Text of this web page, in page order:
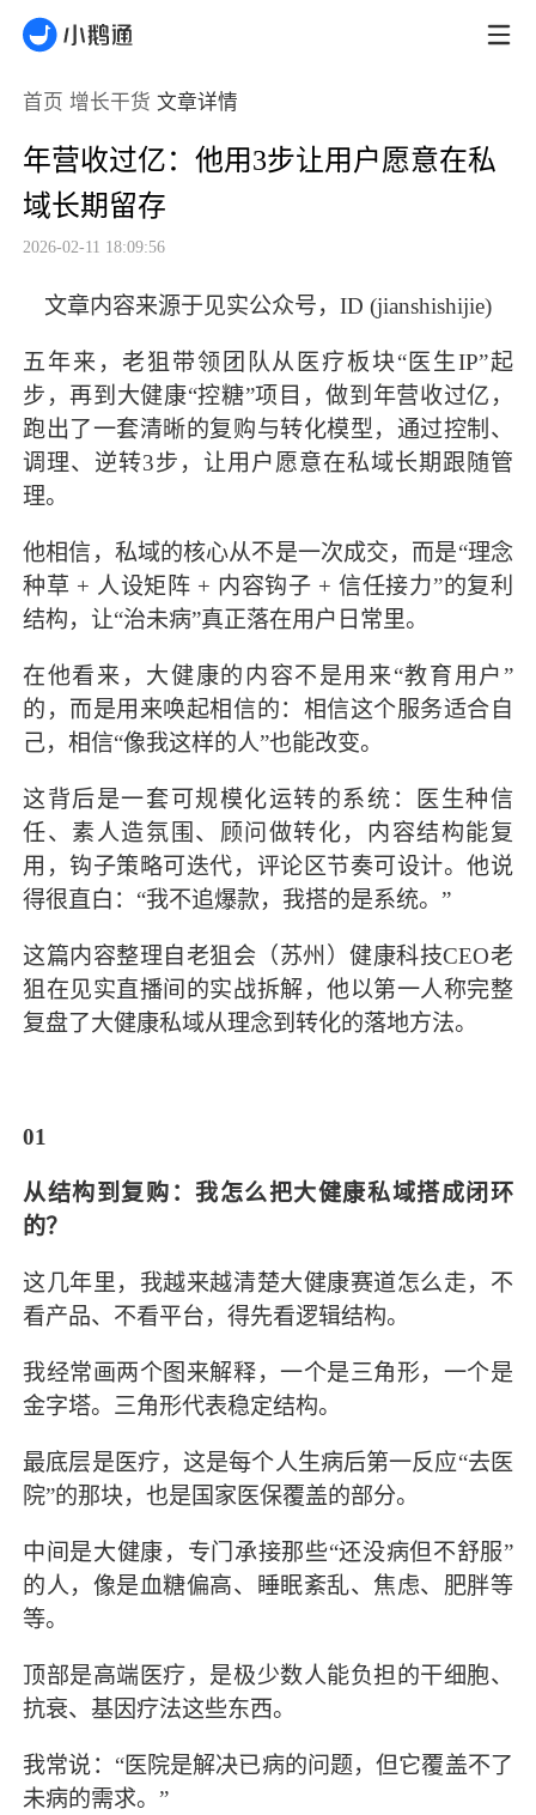
首页 增长干货 文章详情
年营收过亿：他用3步让用户愿意在私
域长期留存
2026-02-11 18:09:56
文章内容来源于见实公众号，ID (jianshishijie)
五年来，老狙带领团队从医疗板块“医生IP”起
步，再到大健康“控糖”项目，做到年营收过亿，
跑出了一套清晰的复购与转化模型，通过控制、
调理、逆转3步，让用户愿意在私域长期跟随管
理。
他相信，私域的核心从不是一次成交，而是“理念
种草 + 人设矩阵 + 内容钩子 + 信任接力”的复利
结构，让“治未病”真正落在用户日常里。
在他看来，大健康的内容不是用来“教育用户”
的，而是用来唤起相信的：相信这个服务适合自
己，相信“像我这样的人”也能改变。
这背后是一套可规模化运转的系统：医生种信
任、素人造氛围、顾问做转化，内容结构能复
用，钩子策略可迭代，评论区节奏可设计。他说
得很直白：“我不追爆款，我搭的是系统。”
这篇内容整理自老狙会（苏州）健康科技CEO老
狙在见实直播间的实战拆解，他以第一人称完整
复盘了大健康私域从理念到转化的落地方法。
01
从结构到复购：我怎么把大健康私域搭成闭环
的？
这几年里，我越来越清楚大健康赛道怎么走，不
看产品、不看平台，得先看逻辑结构。
我经常画两个图来解释，一个是三角形，一个是
金字塔。三角形代表稳定结构。
最底层是医疗，这是每个人生病后第一反应“去医
院”的那块，也是国家医保覆盖的部分。
中间是大健康，专门承接那些“还没病但不舒服”
的人，像是血糖偏高、睡眠紊乱、焦虑、肥胖等
等。
顶部是高端医疗，是极少数人能负担的干细胞、
抗衰、基因疗法这些东西。
我常说：“医院是解决已病的问题，但它覆盖不了
未病的需求。”